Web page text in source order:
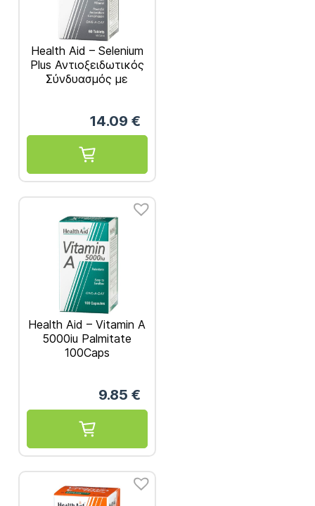
Health Aid – Selenium
Plus Αντιοξειδωτικός
Σύνδυασμός με
60Tablets
14.09 €
Health Aid – Vitamin A
5000iu Palmitate
100Caps
9.85 €